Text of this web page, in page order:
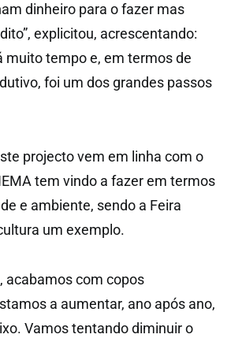
dinheiro para o fazer mas
explicitou, acrescentando:
muito tempo e, em termos de
foi um dos grandes passos
projecto vem em linha com o
tem vindo a fazer em termos
e ambiente, sendo a Feira
um exemplo.
acabamos com copos
a aumentar, ano após ano,
Vamos tentando diminuir o